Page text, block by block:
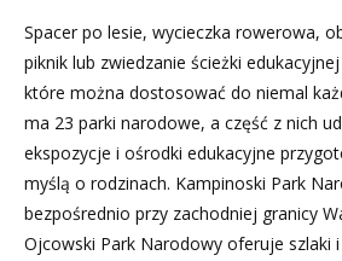
Spacer po lesie, wycieczka rowerowa,
piknik lub zwiedzanie ścieżki
które można dostosować do niemal
ma 23 parki narodowe, a część z nich
ekspozycje i ośrodki edukacyjne
myślą o rodzinach. Kampinoski Park
bezpośrednio przy zachodniej granicy
Ojcowski Park Narodowy oferuje szlaki